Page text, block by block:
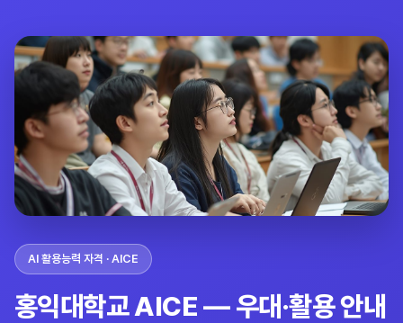
AI 활용능력 자격 · AICE
홍익대학교 AICE — 우대·활용 안내